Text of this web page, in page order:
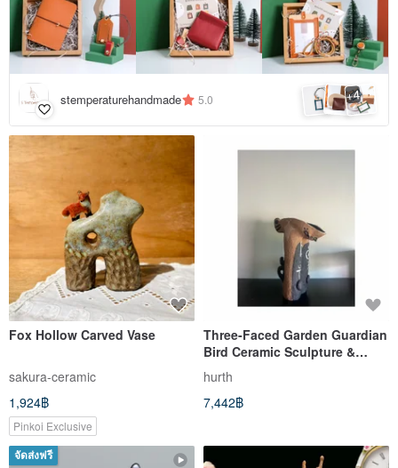
stemperaturehandmade 5.0 +4
Fox Hollow Carved Vase
sakura-ceramic
1,924฿
Pinkoi Exclusive
Three-Faced Garden Guardian
Bird Ceramic Sculpture &
Planter
hurth
7,442฿
จัดส่งฟรี